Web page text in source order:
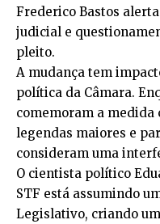
Frederico Bastos
judicial e
pleito.
A mudança tem
política da Câmara.
comemoram a medida
legendas maiores e
consideram uma
O cientista político
STF está assumindo
Legislativo, criando